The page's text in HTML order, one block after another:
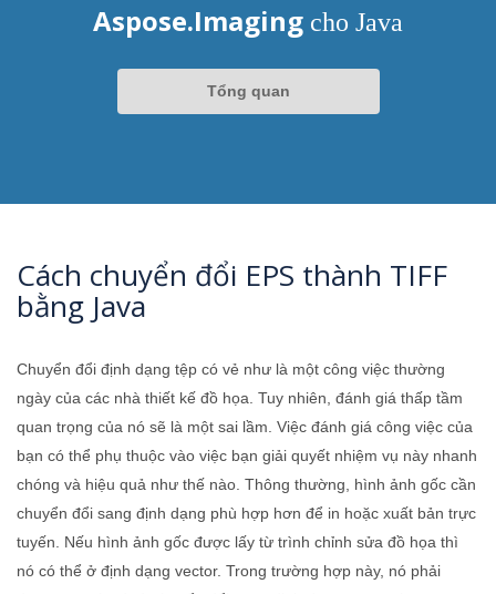
Aspose.Imaging cho Java
Tổng quan
Cách chuyển đổi EPS thành TIFF
bằng Java
Chuyển đổi định dạng tệp có vẻ như là một công việc thường
ngày của các nhà thiết kế đồ họa. Tuy nhiên, đánh giá thấp tầm
quan trọng của nó sẽ là một sai lầm. Việc đánh giá công việc của
bạn có thể phụ thuộc vào việc bạn giải quyết nhiệm vụ này nhanh
chóng và hiệu quả như thế nào. Thông thường, hình ảnh gốc cần
chuyển đổi sang định dạng phù hợp hơn để in hoặc xuất bản trực
tuyến. Nếu hình ảnh gốc được lấy từ trình chỉnh sửa đồ họa thì
nó có thể ở định dạng vector. Trong trường hợp này, nó phải